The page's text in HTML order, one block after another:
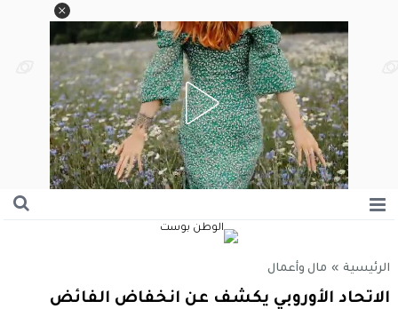
الرئيسية » مال وأعمال
الاتحاد الأوروبي يكشف عن انخفاض الفائض